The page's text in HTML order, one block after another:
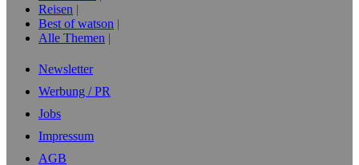
Reisen
Best of watson
Alle Themen
Newsletter
Werbung / PR
Jobs
Impressum
AGB